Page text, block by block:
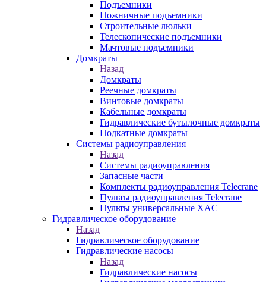
Подъемники
Ножничные подъемники
Строительные люльки
Телескопические подъемники
Мачтовые подъемники
Домкраты
Назад
Домкраты
Реечные домкраты
Винтовые домкраты
Кабельные домкраты
Гидравлические бутылочные домкраты
Подкатные домкраты
Системы радиоуправления
Назад
Системы радиоуправления
Запасные части
Комплекты радиоуправления Telecrane
Пульты радиоуправления Telecrane
Пульты универсальные XAC
Гидравлическое оборудование
Назад
Гидравлическое оборудование
Гидравлические насосы
Назад
Гидравлические насосы